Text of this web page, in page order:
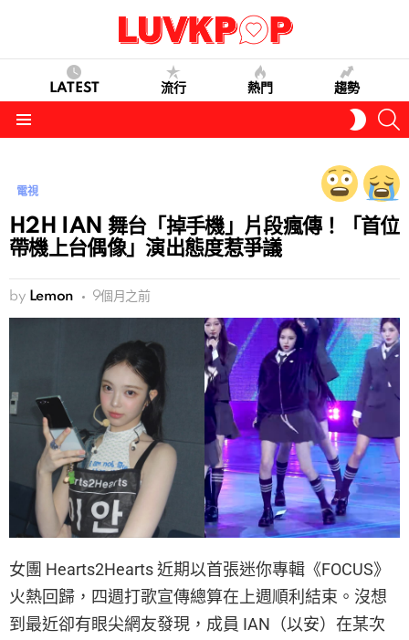
LATEST 流行 熱門 趨勢
SKIN
電視
H2H IAN 舞台「掉手機」片段瘋傳！「首位
帶機上台偶像」演出態度惹爭議
by Lemon 9個月之前
女團 Hearts2Hearts 近期以首張迷你專輯《FOCUS》
火熱回歸，四週打歌宣傳總算在上週順利結束。沒想
到最近卻有眼尖網友發現，成員 IAN（以安）在某次